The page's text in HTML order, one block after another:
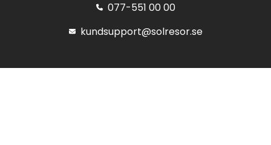
077-551 00 00
kundsupport@solresor.se